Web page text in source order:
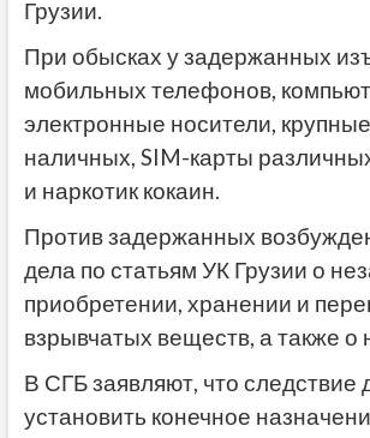
Грузии.
При обысках у задержанных
мобильных телефонов,
электронные носители,
наличных, SIM-карты
и наркотик кокаин.
Против задержанных
дела по статьям УК Грузии о
приобретении, хранении и
взрывчатых веществ, а также о
В СГБ заявляют, что следствие
установить конечное